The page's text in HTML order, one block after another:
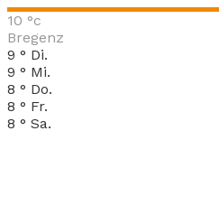
10 °c
Bregenz
9 ° Di.
9 ° Mi.
8 ° Do.
8 ° Fr.
8 ° Sa.